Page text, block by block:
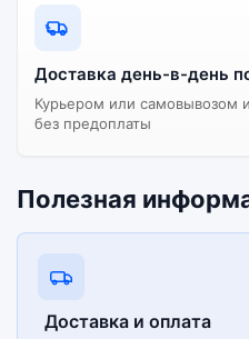
Доставка день-в-день
Курьером или самовывозом
без предоплаты
Полезная
Доставка и оплата